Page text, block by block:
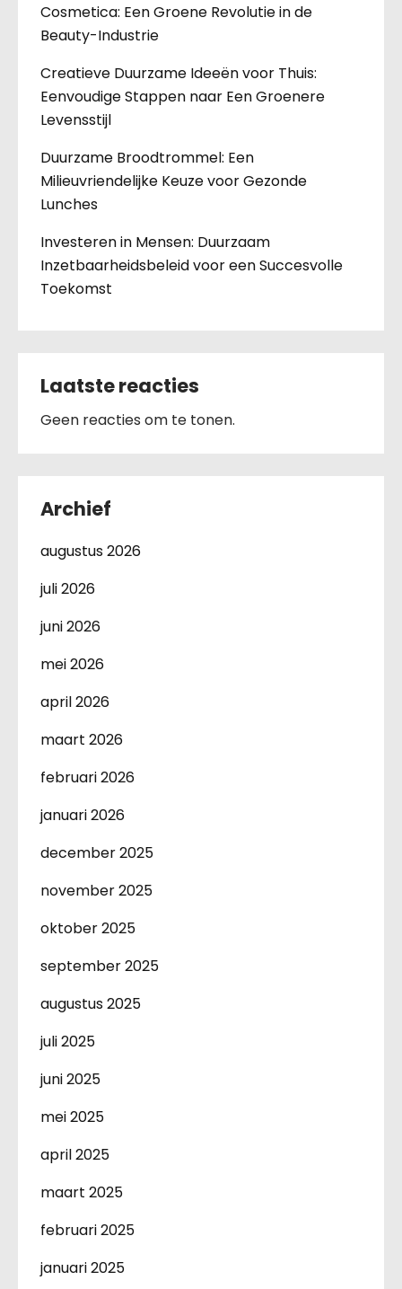
Cosmetica: Een Groene Revolutie in de
Beauty-Industrie
Creatieve Duurzame Ideeën voor Thuis:
Eenvoudige Stappen naar Een Groenere
Levensstijl
Duurzame Broodtrommel: Een
Milieuvriendelijke Keuze voor Gezonde
Lunches
Investeren in Mensen: Duurzaam
Inzetbaarheidsbeleid voor een Succesvolle
Toekomst
Laatste reacties
Geen reacties om te tonen.
Archief
augustus 2026
juli 2026
juni 2026
mei 2026
april 2026
maart 2026
februari 2026
januari 2026
december 2025
november 2025
oktober 2025
september 2025
augustus 2025
juli 2025
juni 2025
mei 2025
april 2025
maart 2025
februari 2025
januari 2025